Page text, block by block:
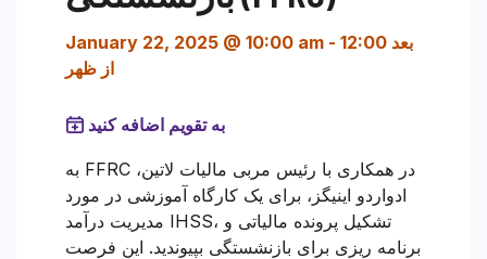
January 22, 2025 @ 10:00 am - 12:00 بعد
از ظهر
به تقویم اضافه کنید
به FFRC در همکاری با رئیس مربی مالیات لاتین،
ادواردو اینیگز، برای یک کارگاه آموزشی در مورد
مدیریت درآمد IHSS، تشکیل پرونده مالیاتی و
برنامه ریزی برای بازنشستگی بپیوندید. این فرصت